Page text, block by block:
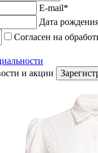
E-mail*
Дата
Согласен на
и акции